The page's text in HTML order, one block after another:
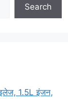
Search
1.5L इंजन,